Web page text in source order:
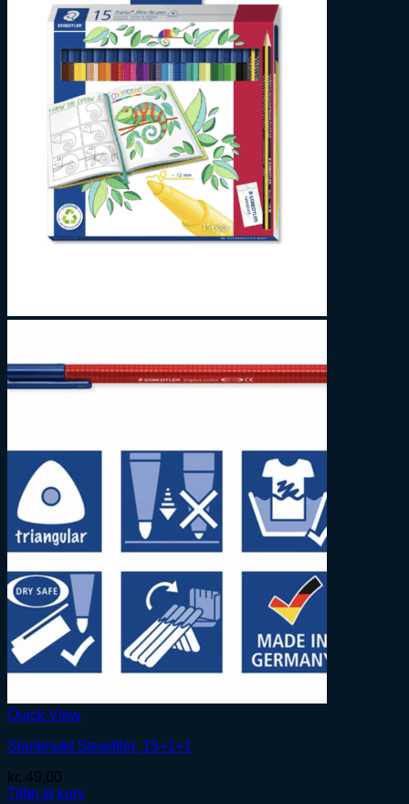
Quick View
Startersæt Steadtler, 15+1+1
kr. 49,00
Tilføj til kurv